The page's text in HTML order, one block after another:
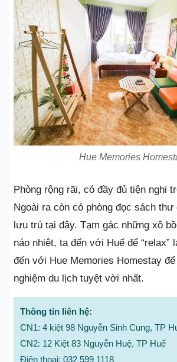
Hue Memories
Phòng rộng rãi, có đầy đủ tiện nghi
Ngoài ra còn có phòng đọc sách thư
lưu trú tại đây. Tạm gác những xô
náo nhiệt, ta đến với Huế để “relax”
đến với Hue Memories Homestay
nghiệm du lịch tuyệt vời nhất.
Thông tin liên hệ:
CN1: 4 kiệt 98 Nguyễn Sinh Cung, TP
CN2: 12 Kiệt 83 Nguyễn Huệ, TP Huế
Điện thoại: 032 599 1118